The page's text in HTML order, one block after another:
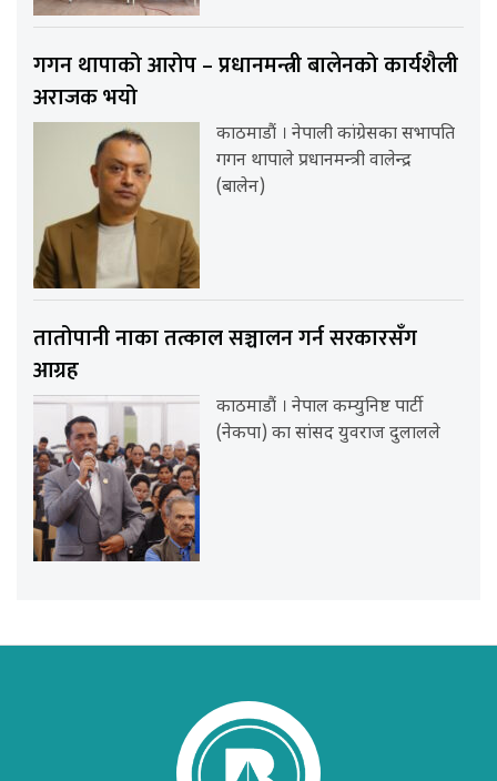
गगन थापाको आरोप – प्रधानमन्त्री बालेनको कार्यशैली
अराजक भयो
काठमाडौं । नेपाली कांग्रेसका सभापति
गगन थापाले प्रधानमन्त्री वालेन्द्र
(बालेन)
तातोपानी नाका तत्काल सञ्चालन गर्न सरकारसँग
आग्रह
काठमाडौं । नेपाल कम्युनिष्ट पार्टी
(नेकपा) का सांसद युवराज दुलालले